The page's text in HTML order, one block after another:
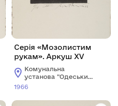
Серія «Мозолистим
рукам». Аркуш XV
Комунальна
установа "Одеський
національний
1966